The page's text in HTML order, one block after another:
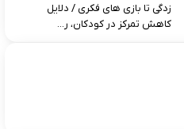
زدگی تا بازی‌ های فکری / دلایل
کاهش تمرکز در کودکان، ر...